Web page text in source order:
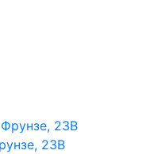
23В